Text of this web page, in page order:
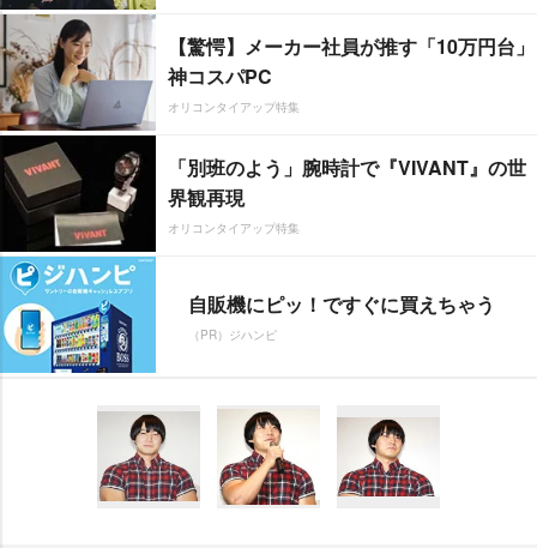
【驚愕】メーカー社員が推す「10万円台」
神コスパPC
オリコンタイアップ特集
「別班のよう」腕時計で『VIVANT』の世
界観再現
オリコンタイアップ特集
自販機にピッ！ですぐに買えちゃう
（PR）ジハンピ